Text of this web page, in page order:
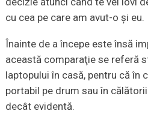
cu cea pe care am avut-o şi eu.
Înainte de a începe este însă
această comparaţie se referă
laptopului în casă, pentru că în
portabil pe drum sau în
decât evidentă.